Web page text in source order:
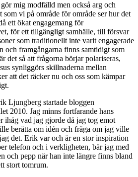
mig modfälld men också arg och
vi på område för område ser hur det
ett ökat engagemang för
för ett tillgängligt samhälle, till försvar
som traditionellt inte varit engagerade
och framgångarna finns samtidigt som
det så att frågorna börjar polariseras,
synliggörs skillnaderna mellan
att det räcker nu och oss som kämpar
Ljungberg startade bloggen
2010. Jag minns fortfarande hans
ihåg vad jag gjorde då jag tog emot
berätta om idén och fråga om jag ville
det. Erik var och är en stor inspiration
telefon och i verkligheten, bär jag med
och pepp när han inte längre finns bland
stort tomrum.